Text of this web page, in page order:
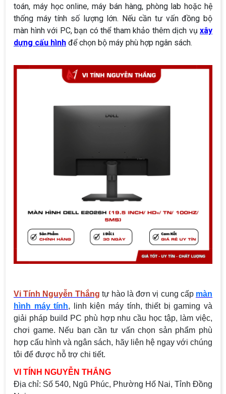
toán, máy học online, máy bán hàng, phòng lab hoặc hệ
thống máy tính số lượng lớn. Nếu cần tư vấn đồng bộ
màn hình với PC, bạn có thể tham khảo thêm dịch vụ xây
dựng cấu hình để chọn bộ máy phù hợp ngân sách.
Vi Tính Nguyễn Thắng tự hào là đơn vị cung cấp màn
hình máy tính, linh kiện máy tính, thiết bị gaming và
giải pháp build PC phù hợp nhu cầu học tập, làm việc,
chơi game. Nếu bạn cần tư vấn chọn sản phẩm phù
hợp cấu hình và ngân sách, hãy liên hệ ngay với chúng
tôi để được hỗ trợ chi tiết.
VI TÍNH NGUYỄN THẮNG
Địa chỉ: Số 540, Ngũ Phúc, Phường Hố Nai, Tỉnh Đồng